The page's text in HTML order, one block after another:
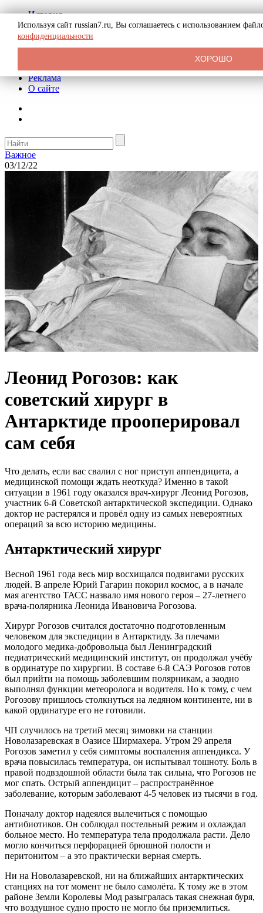
История
Биография
Криминал
СССР
Реклама
О сайте
Важное
03/12/22
Леонид Рогозов: как
советский хирург в
Антарктиде прооперировал
сам себя
Что делать, если вас свалил с ног приступ аппендицита, а
медицинской помощи ждать неоткуда? Именно в такой
ситуации в 1961 году оказался врач-хирург Леонид Рогозов,
участник 6-й Советской антарктической экспедиции. Однако
доктор не растерялся и провёл одну из самых невероятных
операций за всю историю медицины.
Антарктический хирург
Весной 1961 года весь мир восхищался подвигами русских
людей. В апреле Юрий Гагарин покорил космос, а в начале
мая агентство ТАСС назвало имя нового героя – 27-летнего
врача-полярника Леонида Ивановича Рогозова.
Хирург Рогозов считался достаточно подготовленным
человеком для экспедиции в Антарктиду. За плечами
молодого медика-добровольца был Ленинградский
педиатрический медицинский институт, он продолжал учёбу
в ординатуре по хирургии. В составе 6-й САЭ Рогозов готов
был прийти на помощь заболевшим полярникам, а заодно
выполнял функции метеоролога и водителя. Но к тому, с чем
Рогозову пришлось столкнуться на ледяном континенте, ни в
какой ординатуре его не готовили.
ЧП случилось на третий месяц зимовки на станции
Новолазаревская в Оазисе Ширмахера. Утром 29 апреля
Рогозов заметил у себя симптомы воспаления аппендикса. У
врача повысилась температура, он испытывал тошноту. Боль в
правой подвздошной области была так сильна, что Рогозов не
мог спать. Острый аппендицит – распространённое
заболевание, которым заболевают 4-5 человек из тысячи в год.
Поначалу доктор надеялся вылечиться с помощью
антибиотиков. Он соблюдал постельный режим и охлаждал
больное место. Но температура тела продолжала расти. Дело
могло кончиться перфорацией брюшной полости и
перитонитом – а это практически верная смерть.
Ни на Новолазаревской, ни на ближайших антарктических
станциях на тот момент не было самолёта. К тому же в этом
районе Земли Королевы Мод разыгралась такая снежная буря,
что воздушное судно просто не могло бы приземлиться.
Используя сайт russian7.ru, Вы соглашаетесь с использованием
конфиденциальности
ХОРОШО